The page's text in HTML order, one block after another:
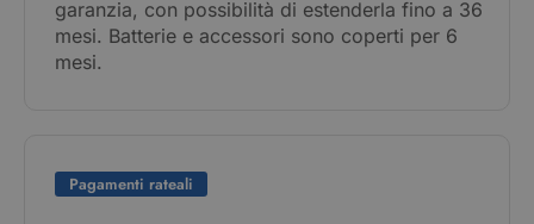
garanzia, con possibilità di estenderla fino a 36
mesi. Batterie e accessori sono coperti per 6
mesi.
Pagamenti rateali